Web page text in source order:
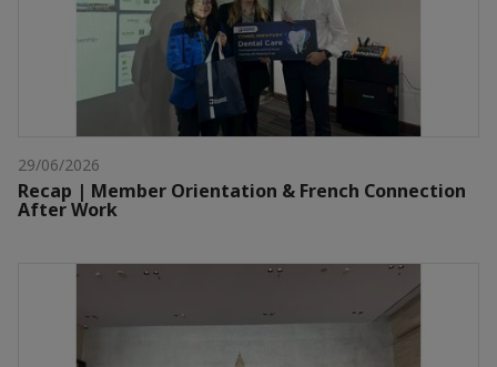
29/06/2026
Recap | Member Orientation & French Connection
After Work